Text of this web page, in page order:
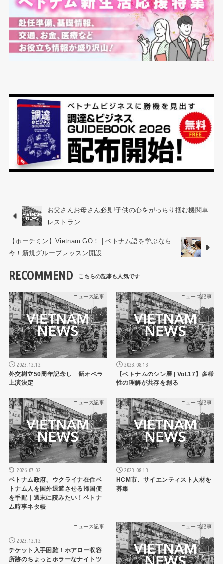
お父さんお母さん必見!子供の心をがっちり掴む機関車
レストラン
【ホーチミン】Vietnam GO！ | ベトナム語を学ぶなら
今！新規グループレッスン開設
RECOMMEND
ニュース記事
2023.12.12
外交樹立50周年記念し 新オペラ
上演決定
ニュース記事
2023.08.13
【ベトナムのシン層 | Vol.17】多様
性の理解が共存を創る
ニュース記事
2026.07.02
ベトナム政府、ウクライナ在住ベ
トナム人を国外退避させる帰国便
を手配｜週末に読みたい！ベトナ
ム時事ネタ帳
ニュース記事
2023.08.13
HCM市、サイエンティスト人材を
募集
ニュース記事
2023.12.12
チケット入手困難！ホアロー収容
所跡のちょっとホラーなナイトツ
ニュース記事